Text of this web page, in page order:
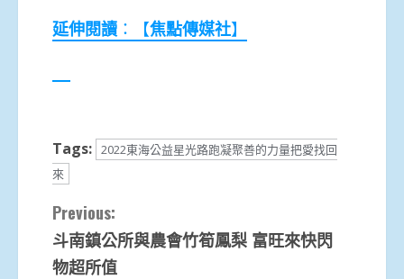
延伸閱讀 ：【焦點傳媒社】
Tags: 2022東海公益星光路跑凝聚善的力量把愛找回
來
Continue
Reading
Previous:
斗南鎮公所與農會竹筍鳳梨 富旺來快閃
物超所值